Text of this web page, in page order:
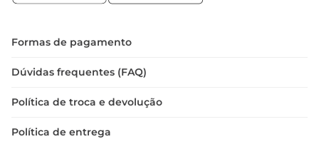
Formas de pagamento
Dúvidas frequentes (FAQ)
Política de troca e devolução
Política de entrega